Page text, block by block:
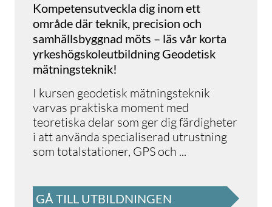
Kompetensutveckla dig inom ett
område där teknik, precision och
samhällsbyggnad möts – läs vår korta
yrkeshögskoleutbildning Geodetisk
mätningsteknik!
I kursen geodetisk mätningsteknik
varvas praktiska moment med
teoretiska delar som ger dig färdigheter
i att använda specialiserad utrustning
som totalstationer, GPS och ...
GÅ TILL UTBILDNINGEN